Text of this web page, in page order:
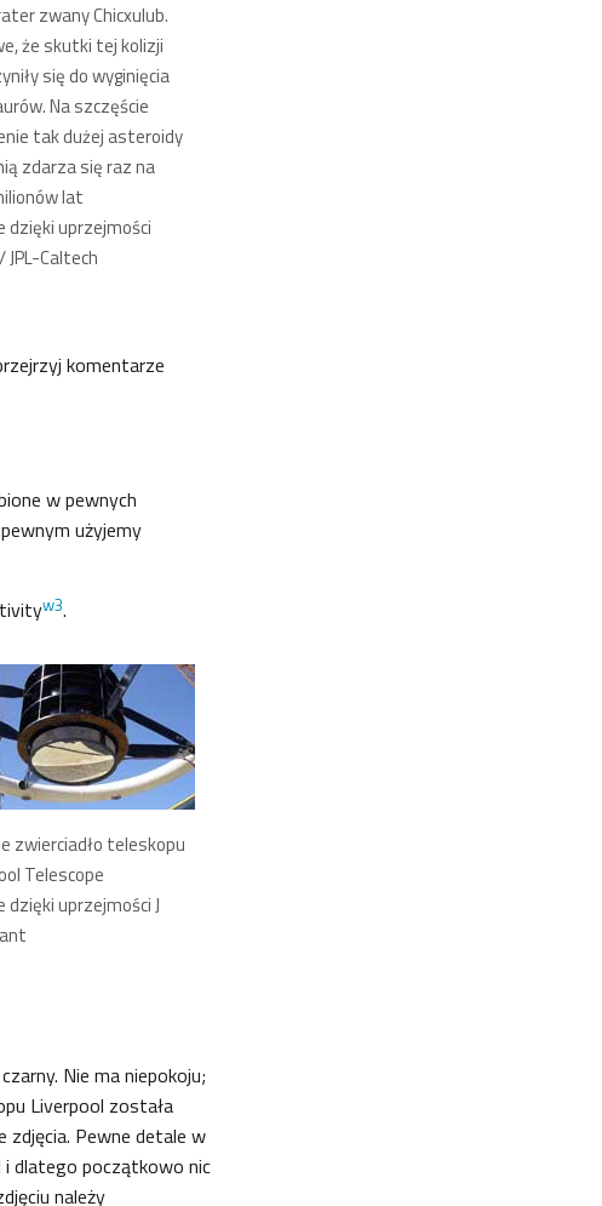
zwany Chicxulub.
że skutki tej kolizji
się do wyginięcia
Na szczęście
tak dużej asteroidy
zdarza się raz na
lat
dzięki uprzejmości
JPL-Caltech
komentarze
w pewnych
użyjemy
w3.
zwierciadło teleskopu
Telescope
dzięki uprzejmości J
Nie ma niepokoju;
Liverpool została
zdjęcia. Pewne detale w
i dlatego początkowo nic
należy